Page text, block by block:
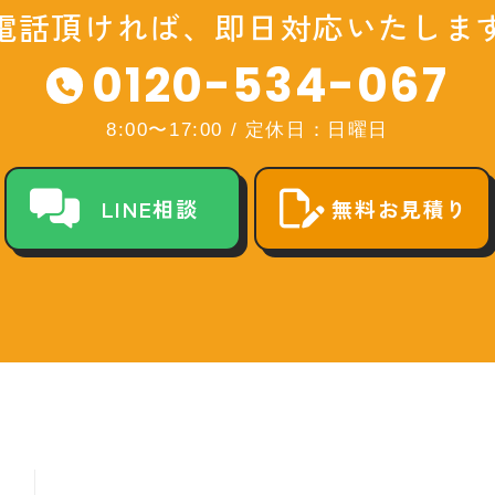
話頂ければ、即日対応いたしま
0120-534-067
8:00〜17:00 / 定休日：日曜日
LINE相談 無料お見積り